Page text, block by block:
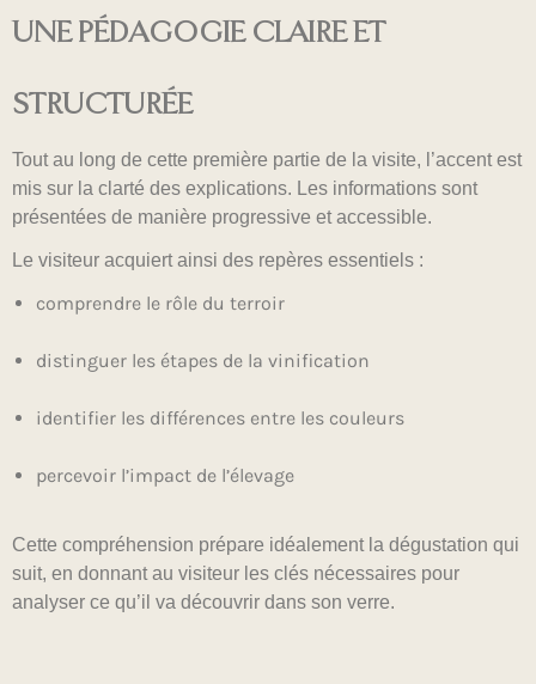
UNE PÉDAGOGIE CLAIRE ET
STRUCTURÉE
Tout au long de cette première partie de la visite, l’accent est
mis sur la clarté des explications. Les informations sont
présentées de manière progressive et accessible.
Le visiteur acquiert ainsi des repères essentiels :
comprendre le rôle du terroir
distinguer les étapes de la vinification
identifier les différences entre les couleurs
percevoir l’impact de l’élevage
Cette compréhension prépare idéalement la dégustation qui
suit, en donnant au visiteur les clés nécessaires pour
analyser ce qu’il va découvrir dans son verre.